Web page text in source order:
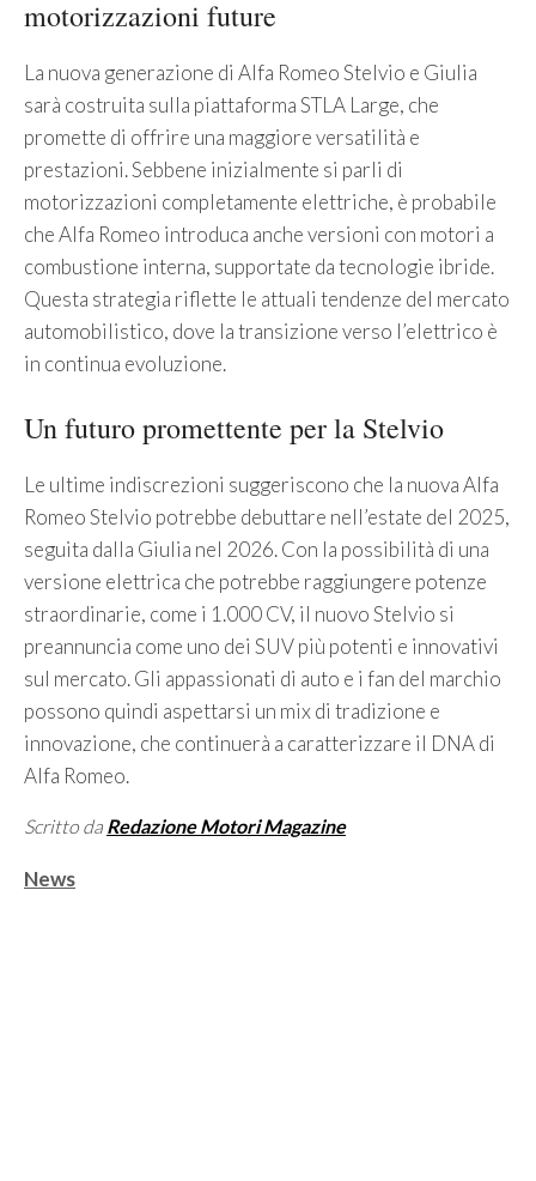
motorizzazioni future
La nuova generazione di Alfa Romeo Stelvio e Giulia
sarà costruita sulla piattaforma STLA Large, che
promette di offrire una maggiore versatilità e
prestazioni. Sebbene inizialmente si parli di
motorizzazioni completamente elettriche, è probabile
che Alfa Romeo introduca anche versioni con motori a
combustione interna, supportate da tecnologie ibride.
Questa strategia riflette le attuali tendenze del mercato
automobilistico, dove la transizione verso l’elettrico è
in continua evoluzione.
Un futuro promettente per la Stelvio
Le ultime indiscrezioni suggeriscono che la nuova Alfa
Romeo Stelvio potrebbe debuttare nell’estate del 2025,
seguita dalla Giulia nel 2026. Con la possibilità di una
versione elettrica che potrebbe raggiungere potenze
straordinarie, come i 1.000 CV, il nuovo Stelvio si
preannuncia come uno dei SUV più potenti e innovativi
sul mercato. Gli appassionati di auto e i fan del marchio
possono quindi aspettarsi un mix di tradizione e
innovazione, che continuerà a caratterizzare il DNA di
Alfa Romeo.
Scritto da Redazione Motori Magazine
Categorie
News